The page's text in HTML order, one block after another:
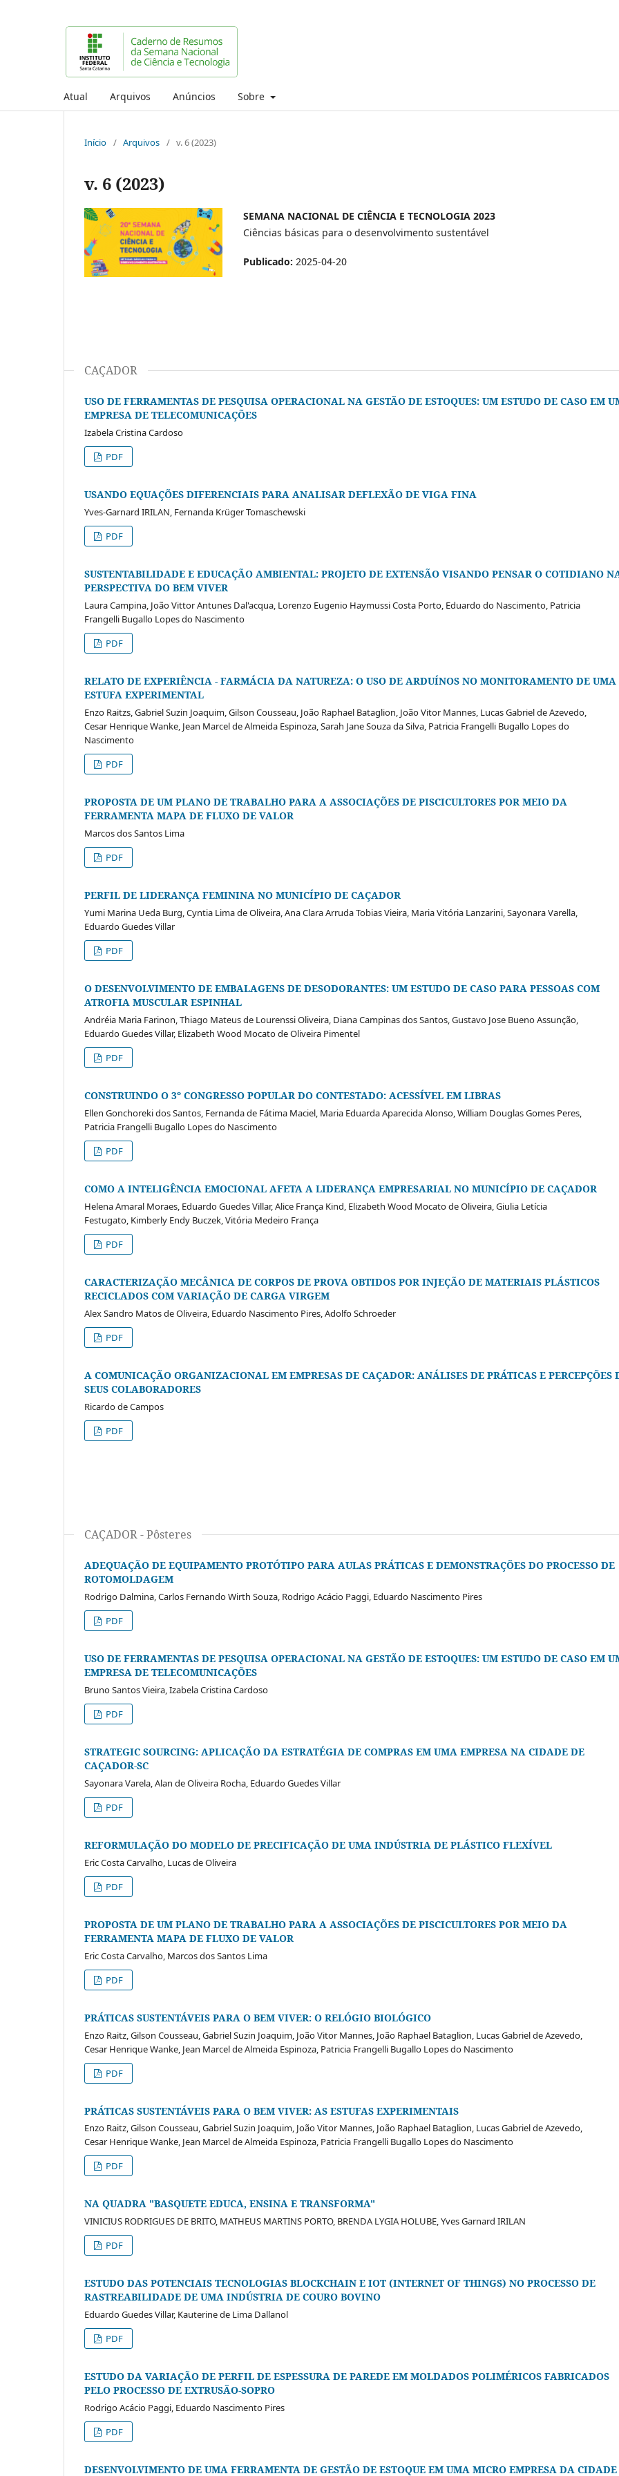
Atual Arquivos Anúncios Sobre
Início / Arquivos / v. 6 (2023)
v. 6 (2023)
SEMANA NACIONAL DE CIÊNCIA E TECNOLOGIA 2023
Ciências básicas para o desenvolvimento sustentável
Publicado: 2025-04-20
CAÇADOR
USO DE FERRAMENTAS DE PESQUISA OPERACIONAL NA GESTÃO DE ESTOQUES: UM ESTUDO DE CASO EM
EMPRESA DE TELECOMUNICAÇÕES
Izabela Cristina Cardoso
PDF
USANDO EQUAÇÕES DIFERENCIAIS PARA ANALISAR DEFLEXÃO DE VIGA FINA
Yves-Garnard IRILAN, Fernanda Krüger Tomaschewski
PDF
SUSTENTABILIDADE E EDUCAÇÃO AMBIENTAL: PROJETO DE EXTENSÃO VISANDO PENSAR O COTIDIANO
PERSPECTIVA DO BEM VIVER
Laura Campina, João Vittor Antunes Dal'acqua, Lorenzo Eugenio Haymussi Costa Porto, Eduardo do Nascimento, Patricia
Frangelli Bugallo Lopes do Nascimento
PDF
RELATO DE EXPERIÊNCIA - FARMÁCIA DA NATUREZA: O USO DE ARDUÍNOS NO MONITORAMENTO DE UMA
ESTUFA EXPERIMENTAL
Enzo Raitzs, Gabriel Suzin Joaquim, Gilson Cousseau, João Raphael Bataglion, João Vitor Mannes, Lucas Gabriel de Azevedo,
Cesar Henrique Wanke, Jean Marcel de Almeida Espinoza, Sarah Jane Souza da Silva, Patricia Frangelli Bugallo Lopes do
Nascimento
PDF
PROPOSTA DE UM PLANO DE TRABALHO PARA A ASSOCIAÇÕES DE PISCICULTORES POR MEIO DA
FERRAMENTA MAPA DE FLUXO DE VALOR
Marcos dos Santos Lima
PDF
PERFIL DE LIDERANÇA FEMININA NO MUNICÍPIO DE CAÇADOR
Yumi Marina Ueda Burg, Cyntia Lima de Oliveira, Ana Clara Arruda Tobias Vieira, Maria Vitória Lanzarini, Sayonara Varella,
Eduardo Guedes Villar
PDF
O DESENVOLVIMENTO DE EMBALAGENS DE DESODORANTES: UM ESTUDO DE CASO PARA PESSOAS COM
ATROFIA MUSCULAR ESPINHAL
Andréia Maria Farinon, Thiago Mateus de Lourenssi Oliveira, Diana Campinas dos Santos, Gustavo Jose Bueno Assunção,
Eduardo Guedes Villar, Elizabeth Wood Mocato de Oliveira Pimentel
PDF
CONSTRUINDO O 3º CONGRESSO POPULAR DO CONTESTADO: ACESSÍVEL EM LIBRAS
Ellen Gonchoreki dos Santos, Fernanda de Fátima Maciel, Maria Eduarda Aparecida Alonso, William Douglas Gomes Peres,
Patricia Frangelli Bugallo Lopes do Nascimento
PDF
COMO A INTELIGÊNCIA EMOCIONAL AFETA A LIDERANÇA EMPRESARIAL NO MUNICÍPIO DE CAÇADOR
Helena Amaral Moraes, Eduardo Guedes Villar, Alice França Kind, Elizabeth Wood Mocato de Oliveira, Giulia Letícia
Festugato, Kimberly Endy Buczek, Vitória Medeiro França
PDF
CARACTERIZAÇÃO MECÂNICA DE CORPOS DE PROVA OBTIDOS POR INJEÇÃO DE MATERIAIS PLÁSTICOS
RECICLADOS COM VARIAÇÃO DE CARGA VIRGEM
Alex Sandro Matos de Oliveira, Eduardo Nascimento Pires, Adolfo Schroeder
PDF
A COMUNICAÇÃO ORGANIZACIONAL EM EMPRESAS DE CAÇADOR: ANÁLISES DE PRÁTICAS E PERCEPÇÕES
SEUS COLABORADORES
Ricardo de Campos
PDF
CAÇADOR - Pôsteres
ADEQUAÇÃO DE EQUIPAMENTO PROTÓTIPO PARA AULAS PRÁTICAS E DEMONSTRAÇÕES DO PROCESSO DE
ROTOMOLDAGEM
Rodrigo Dalmina, Carlos Fernando Wirth Souza, Rodrigo Acácio Paggi, Eduardo Nascimento Pires
PDF
USO DE FERRAMENTAS DE PESQUISA OPERACIONAL NA GESTÃO DE ESTOQUES: UM ESTUDO DE CASO EM
EMPRESA DE TELECOMUNICAÇÕES
Bruno Santos Vieira, Izabela Cristina Cardoso
PDF
STRATEGIC SOURCING: APLICAÇÃO DA ESTRATÉGIA DE COMPRAS EM UMA EMPRESA NA CIDADE DE
CAÇADOR-SC
Sayonara Varela, Alan de Oliveira Rocha, Eduardo Guedes Villar
PDF
REFORMULAÇÃO DO MODELO DE PRECIFICAÇÃO DE UMA INDÚSTRIA DE PLÁSTICO FLEXÍVEL
Eric Costa Carvalho, Lucas de Oliveira
PDF
PROPOSTA DE UM PLANO DE TRABALHO PARA A ASSOCIAÇÕES DE PISCICULTORES POR MEIO DA
FERRAMENTA MAPA DE FLUXO DE VALOR
Eric Costa Carvalho, Marcos dos Santos Lima
PDF
PRÁTICAS SUSTENTÁVEIS PARA O BEM VIVER: O RELÓGIO BIOLÓGICO
Enzo Raitz, Gilson Cousseau, Gabriel Suzin Joaquim, João Vitor Mannes, João Raphael Bataglion, Lucas Gabriel de Azevedo,
Cesar Henrique Wanke, Jean Marcel de Almeida Espinoza, Patricia Frangelli Bugallo Lopes do Nascimento
PDF
PRÁTICAS SUSTENTÁVEIS PARA O BEM VIVER: AS ESTUFAS EXPERIMENTAIS
Enzo Raitz, Gilson Cousseau, Gabriel Suzin Joaquim, João Vitor Mannes, João Raphael Bataglion, Lucas Gabriel de Azevedo,
Cesar Henrique Wanke, Jean Marcel de Almeida Espinoza, Patricia Frangelli Bugallo Lopes do Nascimento
PDF
NA QUADRA "BASQUETE EDUCA, ENSINA E TRANSFORMA"
VINICIUS RODRIGUES DE BRITO, MATHEUS MARTINS PORTO, BRENDA LYGIA HOLUBE, Yves Garnard IRILAN
PDF
ESTUDO DAS POTENCIAIS TECNOLOGIAS BLOCKCHAIN E IOT (INTERNET OF THINGS) NO PROCESSO DE
RASTREABILIDADE DE UMA INDÚSTRIA DE COURO BOVINO
Eduardo Guedes Villar, Kauterine de Lima Dallanol
PDF
ESTUDO DA VARIAÇÃO DE PERFIL DE ESPESSURA DE PAREDE EM MOLDADOS POLIMÉRICOS FABRICADOS
PELO PROCESSO DE EXTRUSÃO-SOPRO
Rodrigo Acácio Paggi, Eduardo Nascimento Pires
PDF
DESENVOLVIMENTO DE UMA FERRAMENTA DE GESTÃO DE ESTOQUE EM UMA MICRO EMPRESA DA